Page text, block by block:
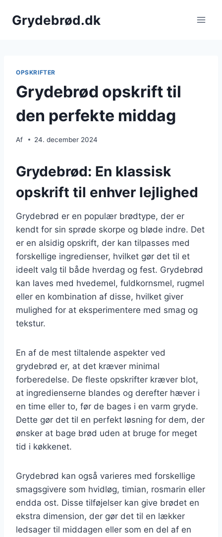
Grydebrød.dk
OPSKRIFTER
Grydebrød opskrift til
den perfekte middag
Af 24. december 2024
Grydebrød: En klassisk
opskrift til enhver lejlighed
Grydebrød er en populær brødtype, der er
kendt for sin sprøde skorpe og bløde indre. Det
er en alsidig opskrift, der kan tilpasses med
forskellige ingredienser, hvilket gør det til et
ideelt valg til både hverdag og fest. Grydebrød
kan laves med hvedemel, fuldkornsmel, rugmel
eller en kombination af disse, hvilket giver
mulighed for at eksperimentere med smag og
tekstur.
En af de mest tiltalende aspekter ved
grydebrød er, at det kræver minimal
forberedelse. De fleste opskrifter kræver blot,
at ingredienserne blandes og derefter hæver i
en time eller to, før de bages i en varm gryde.
Dette gør det til en perfekt løsning for dem, der
ønsker at bage brød uden at bruge for meget
tid i køkkenet.
Grydebrød kan også varieres med forskellige
smagsgivere som hvidløg, timian, rosmarin eller
endda ost. Disse tilføjelser kan give brødet en
ekstra dimension, der gør det til en lækker
ledsager til middagen eller som en del af en